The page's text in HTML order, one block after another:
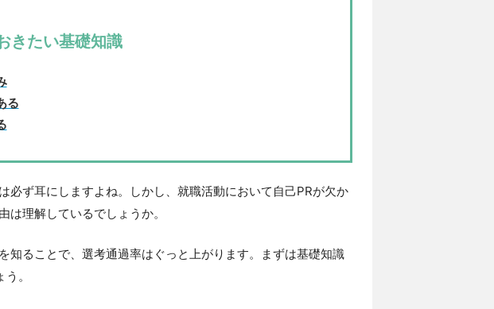
きたい基礎知識
る
必ず耳にしますよね。しかし、就職活動において自己PRが欠か
は理解しているでしょうか。
知ることで、選考通過率はぐっと上がります。まずは基礎知識
。